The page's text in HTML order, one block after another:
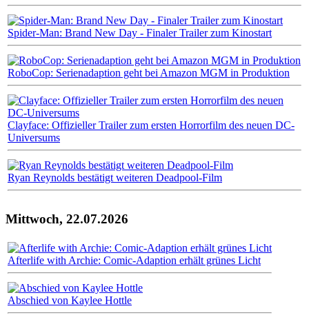
Spider-Man: Brand New Day - Finaler Trailer zum Kinostart
RoboCop: Serienadaption geht bei Amazon MGM in Produktion
Clayface: Offizieller Trailer zum ersten Horrorfilm des neuen DC-
Universums
Ryan Reynolds bestätigt weiteren Deadpool-Film
Mittwoch, 22.07.2026
Afterlife with Archie: Comic-Adaption erhält grünes Licht
Abschied von Kaylee Hottle